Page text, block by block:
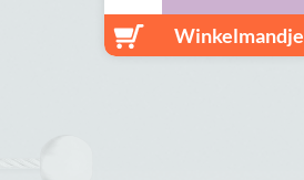
Winkelmandje